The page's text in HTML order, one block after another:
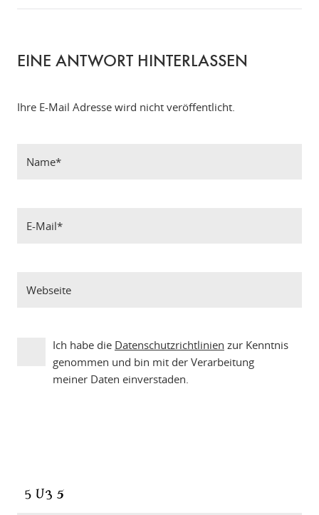
EINE ANTWORT HINTERLASSEN
Ihre E-Mail Adresse wird nicht veröffentlicht.
Ich habe die Datenschutzrichtlinien zur Kenntnis
genommen und bin mit der Verarbeitung
meiner Daten einverstaden.